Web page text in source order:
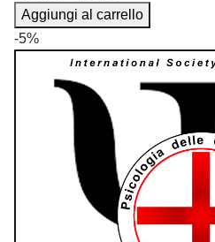
Aggiungi al carrello
-5%